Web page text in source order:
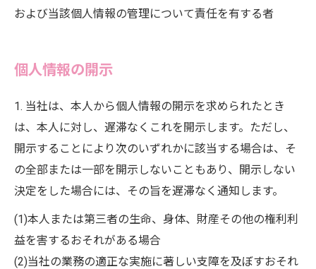
および当該個人情報の管理について責任を有する者
個人情報の開示
1. 当社は、本人から個人情報の開示を求められたとき
は、本人に対し、遅滞なくこれを開示します。ただし、
開示することにより次のいずれかに該当する場合は、そ
の全部または一部を開示しないこともあり、開示しない
決定をした場合には、その旨を遅滞なく通知します。
(1)本人または第三者の生命、身体、財産その他の権利利
益を害するおそれがある場合
(2)当社の業務の適正な実施に著しい支障を及ぼすおそれ